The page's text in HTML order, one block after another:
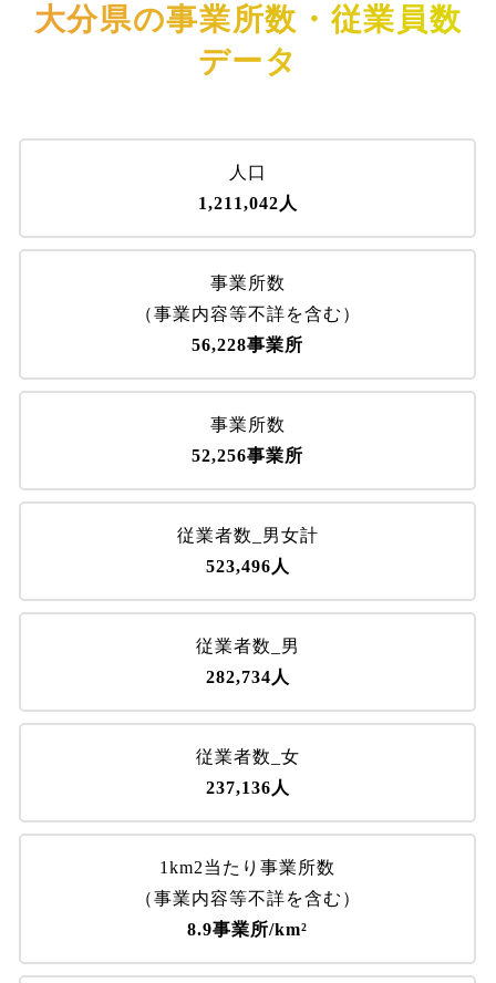
大分県の事業所数・従業員数
データ
人口
1,211,042人
事業所数
（事業内容等不詳を含む）
56,228事業所
事業所数
52,256事業所
従業者数_男女計
523,496人
従業者数_男
282,734人
従業者数_女
237,136人
1km2当たり事業所数
（事業内容等不詳を含む）
8.9事業所/km²